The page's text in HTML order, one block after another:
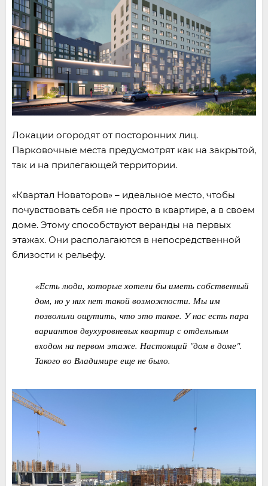
Локации огородят от посторонних лиц.
Парковочные места предусмотрят как на закрытой,
так и на прилегающей территории.
«Квартал Новаторов» – идеальное место, чтобы
почувствовать себя не просто в квартире, а в своем
доме. Этому способствуют веранды на первых
этажах. Они располагаются в непосредственной
близости к рельефу.
«Есть люди, которые хотели бы иметь собственный
дом, но у них нет такой возможности. Мы им
позволили ощутить, что это такое. У нас есть пара
вариантов двухуровневых квартир с отдельным
входом на первом этаже. Настоящий "дом в доме".
Такого во Владимире еще не было.